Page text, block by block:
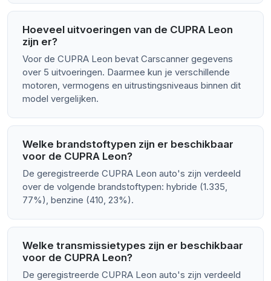
Hoeveel uitvoeringen van de CUPRA Leon
zijn er?
Voor de CUPRA Leon bevat Carscanner gegevens
over 5 uitvoeringen. Daarmee kun je verschillende
motoren, vermogens en uitrustingsniveaus binnen dit
model vergelijken.
Welke brandstoftypen zijn er beschikbaar
voor de CUPRA Leon?
De geregistreerde CUPRA Leon auto's zijn verdeeld
over de volgende brandstoftypen: hybride (1.335,
77%), benzine (410, 23%).
Welke transmissietypes zijn er beschikbaar
voor de CUPRA Leon?
De geregistreerde CUPRA Leon auto's zijn verdeeld